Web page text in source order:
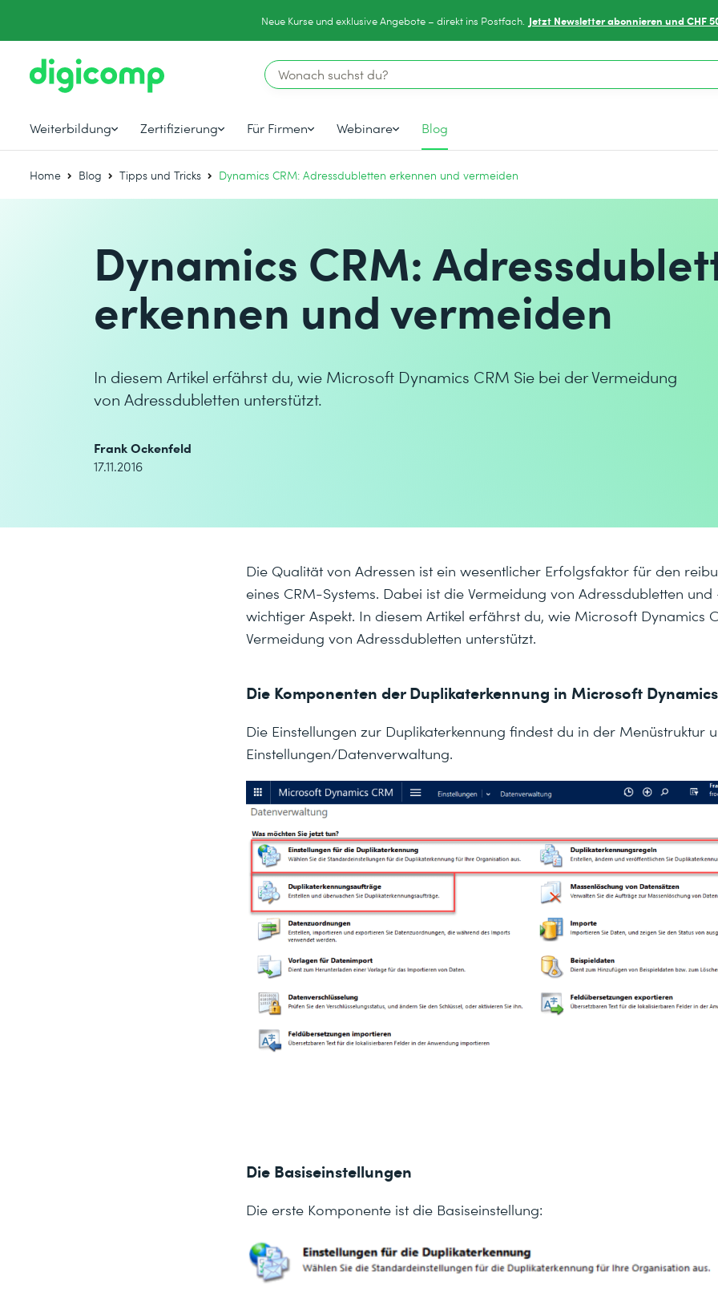
Neue Kurse und exklusive Angebote – direkt ins Postfach. Jetzt Newsletter abonnieren und CHF
Weiterbildung Zertifizierung Für Firmen Webinare Blog
Home Blog Tipps und Tricks Dynamics CRM: Adressdubletten erkennen und vermeiden
Dynamics CRM:
erkennen und vermeiden
In diesem Artikel erfährst du, wie Microsoft Dynamics CRM Sie bei der Vermeidung
von Adressdubletten unterstützt.
Frank Ockenfeld
17.11.2016
Die Qualität von Adressen ist ein wesentlicher Erfolgsfaktor für den
eines CRM-Systems. Dabei ist die Vermeidung von Adressdubletten
wichtiger Aspekt. In diesem Artikel erfährst du, wie Microsoft Dynamics
Vermeidung von Adressdubletten unterstützt.
Die Komponenten der Duplikaterkennung in Microsoft
Die Einstellungen zur Duplikaterkennung findest du in der Menüstruktur
Einstellungen/Datenverwaltung.
Die Basiseinstellungen
Die erste Komponente ist die Basiseinstellung: